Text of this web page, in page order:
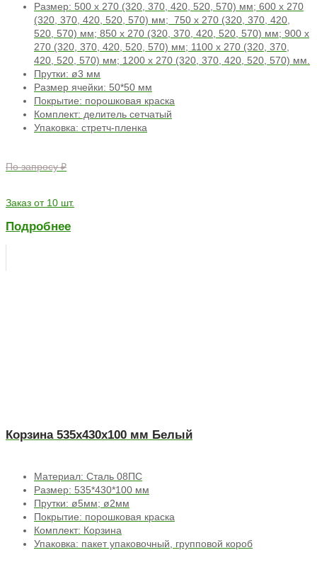
Размер: 500 х 270 (320, 370, 420, 520, 570) мм; 600 х 270
(320, 370, 420, 520, 570) мм; 750 х 270 (320, 370, 420,
520, 570) мм; 850 х 270 (320, 370, 420, 520, 570) мм; 900 х
270 (320, 370, 420, 520, 570) мм; 1100 х 270 (320, 370,
420, 520, 570) мм; 1200 х 270 (320, 370, 420, 520, 570) мм.
Прутки: ø3 мм
Размер ячейки: 50*50 мм
Покрытие: порошковая краска
Комплект: делитель сетчатый
Упаковка: стретч-пленка
По запросу ₽
Заказ от 10 шт.
Подробнее
Корзина 535х430х100 мм Белый
Материал: Сталь 08ПС
Размер: 535*430*100 мм
Прутки: ø5мм; ø2мм
Покрытие: порошковая краска
Комплект: Корзина
Упаковка: пакет упаковочный, групповой короб